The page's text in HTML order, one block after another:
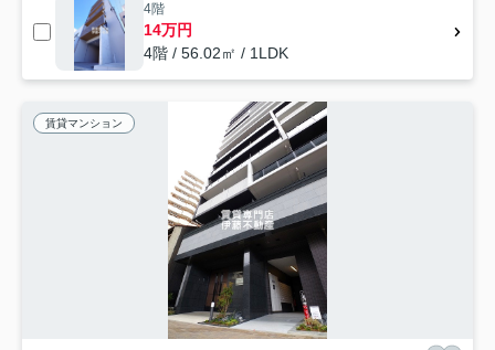
4階
14万円
4階 / 56.02㎡ / 1LDK
賃貸マンション